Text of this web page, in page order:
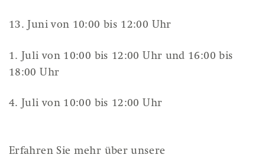
13. Juni von 10:00 bis 12:00 Uhr
1. Juli von 10:00 bis 12:00 Uhr und 16:00 bis
18:00 Uhr
4. Juli von 10:00 bis 12:00 Uhr
Erfahren Sie mehr über unsere